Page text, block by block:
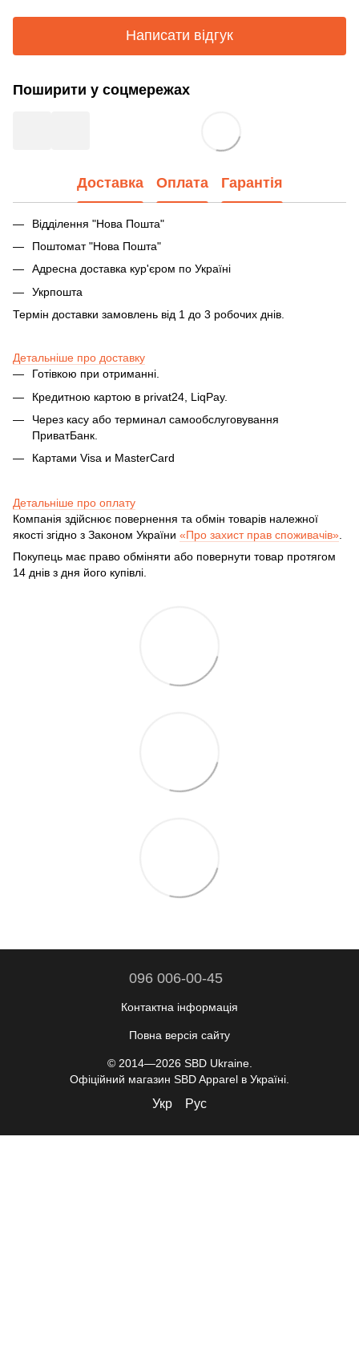
Написати відгук
Поширити у соцмережах
Доставка Оплата Гарантія
Відділення "Нова Пошта"
Поштомат "Нова Пошта"
Адресна доставка кур'єром по Україні
Укрпошта
Термін доставки замовлень від 1 до 3 робочих днів.
Детальніше про доставку
Готівкою при отриманні.
Кредитною картою в privat24, LiqPay.
Через касу або терминал самообслуговування
ПриватБанк.
Картами Visa и MasterCard
Детальніше про оплату
Компанія здійснює повернення та обмін товарів належної
якості згідно з Законом України «Про захист прав споживачів»
Покупець має право обміняти або повернути товар протягом
14 днів з дня його купівлі.
096 006-00-45
Контактна інформація
Повна версія сайту
© 2014—2026 SBD Ukraine.
Офіційний магазин SBD Apparel в Україні.
Укр Рус